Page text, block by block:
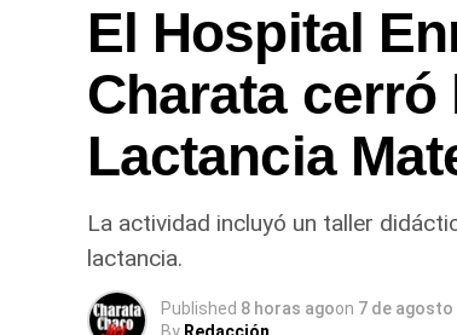
El Hospital
Charata cerró
Lactancia
La actividad incluyó un taller
lactancia.
Published 8 horas agoon 7 de agosto